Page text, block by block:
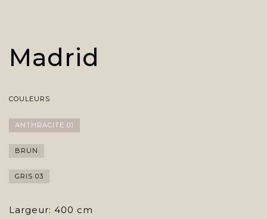
Madrid
COULEURS
ANTHRACITE 01
BRUN
GRIS 03
Largeur: 400 cm